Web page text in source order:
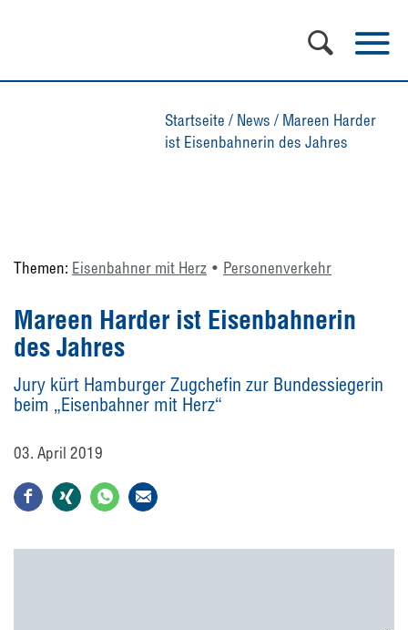
Startseite / News / Mareen Harder
ist Eisenbahnerin des Jahres
Themen: Eisenbahner mit Herz Personenverkehr
Mareen Harder ist Eisenbahnerin
des Jahres
Jury kürt Hamburger Zugchefin zur Bundessiegerin
beim „Eisenbahner mit Herz“
03. April 2019